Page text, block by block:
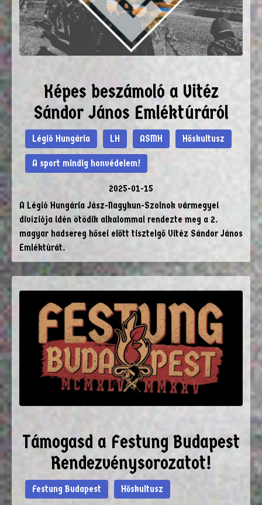
Képes beszámoló a Vitéz
Sándor János Emléktúráról
Légió Hungária LH ASMH Hőskultusz
A sport mindig honvédelem!
2025-01-15
A Légió Hungária Jász-Nagykun-Szolnok vármegyei
divíziója idén ötödik alkalommal rendezte meg a 2.
magyar hadsereg hősei előtt tisztelgő Vitéz Sándor János
Emléktúrát.
Támogasd a Festung Budapest
Rendezvénysorozatot!
Festung Budapest Hőskultusz